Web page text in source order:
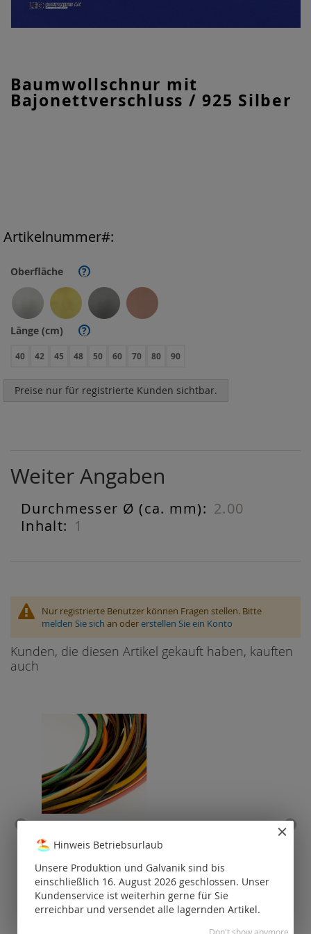
Baumwollschnur mit
Bajonettverschluss / 925 Silber
Oberfläche ?
Länge (cm) ?
40 42 45 48 50 60 70 80 90
Preise nur für registrierte Kunden sichtbar.
Artikelnummer
Anfang
der
Bildgalerie
Weiter Angaben
Weiter
Angaben
2.00
1
Nur registrierte Benutzer können Fragen stellen. Bitte
melden Sie sich an odererstellen Sie ein Konto
Kunden, die diesen Artikel gekauft haben, kauften
auch
Leder / Ziegenleder (ø 1.3
mm)
Preise nur für
registrierte
Kunden
sichtbar.
Hinweis Betriebsurlaub
Unsere Produktion und Galvanik sind bis
einschließlich 16. August 2026 geschlossen. Unser
Kundenservice ist weiterhin gerne für Sie
erreichbar und versendet alle lagernden Artikel.
Don't show anymore